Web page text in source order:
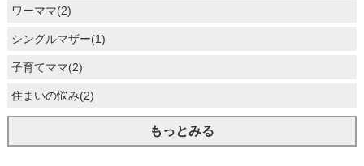
ワーママ(2)
シングルマザー(1)
子育てママ(2)
住まいの悩み(2)
もっとみる